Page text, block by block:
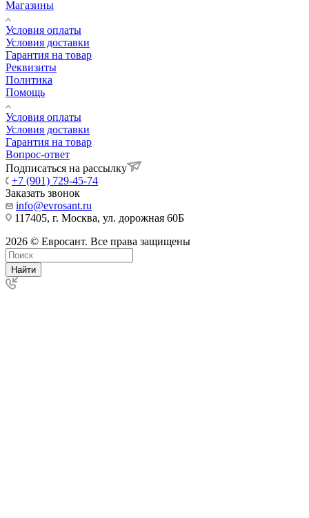
Магазины
Условия оплаты
Условия доставки
Гарантия на товар
Реквизиты
Политика
Помощь
Условия оплаты
Условия доставки
Гарантия на товар
Вопрос-ответ
Подписаться на рассылку
+7 (901) 729-45-74
Заказать звонок
info@evrosant.ru
117405, г. Москва, ул. дорожная 60Б
2026 © Евросант. Все права защищены
Найти